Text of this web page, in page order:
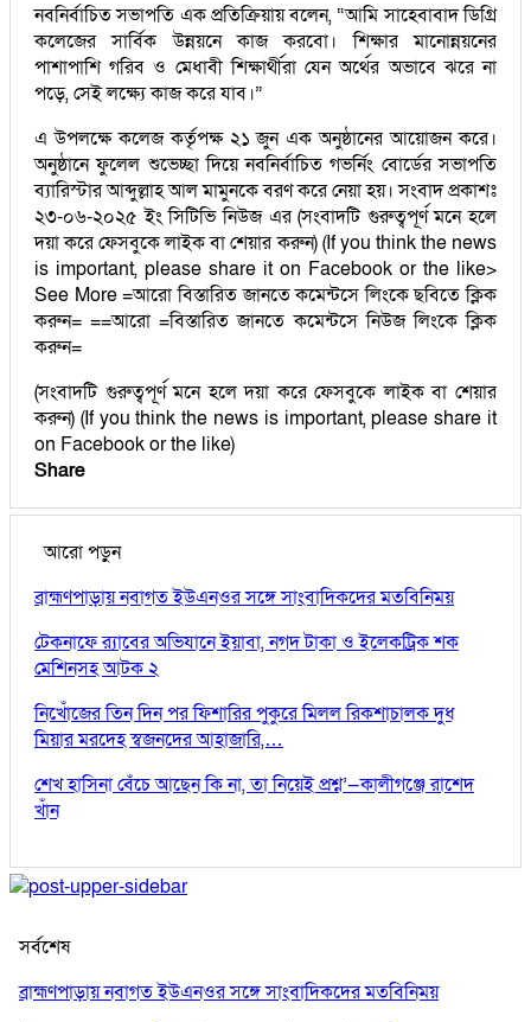
নবনির্বাচিত সভাপতি এক প্রতিক্রিয়ায় বলেন, “আমি সাহেবাবাদ ডিগ্রি
কলেজের সার্বিক উন্নয়নে কাজ করবো। শিক্ষার মানোন্নয়নের
পাশাপাশি গরিব ও মেধাবী শিক্ষার্থীরা যেন অর্থের অভাবে ঝরে না
পড়ে, সেই লক্ষ্যে কাজ করে যাব।”
এ উপলক্ষে কলেজ কর্তৃপক্ষ ২১ জুন এক অনুষ্ঠানের আয়োজন করে।
অনুষ্ঠানে ফুলেল শুভেচ্ছা দিয়ে নবনির্বাচিত গভর্নিং বোর্ডের সভাপতি
ব্যারিস্টার আব্দুল্লাহ আল মামুনকে বরণ করে নেয়া হয়। সংবাদ প্রকাশঃ
২৩-০৬-২০২৫ ইং সিটিভি নিউজ এর (সংবাদটি গুরুত্বপূর্ণ মনে হলে
দয়া করে ফেসবুকে লাইক বা শেয়ার করুন) (If you think the news
is important, please share it on Facebook or the like>
See More =আরো বিস্তারিত জানতে কমেন্টসে লিংকে ছবিতে ক্লিক
করুন= ==আরো =বিস্তারিত জানতে কমেন্টসে নিউজ লিংকে ক্লিক
করুন=
(সংবাদটি গুরুত্বপূর্ণ মনে হলে দয়া করে ফেসবুকে লাইক বা শেয়ার
করুন) (If you think the news is important, please share it
on Facebook or the like)
Share
আরো পড়ুন
ব্রাহ্মণপাড়ায় নবাগত ইউএনওর সঙ্গে সাংবাদিকদের মতবিনিময়
টেকনাফে র‌্যাবের অভিযানে ইয়াবা, নগদ টাকা ও ইলেকট্রিক শক
মেশিনসহ আটক ২
নিখোঁজের তিন দিন পর ফিশারির পুকুরে মিলল রিকশাচালক দুধ
মিয়ার মরদেহ স্বজনদের আহাজারি,…
শেখ হাসিনা বেঁচে আছেন কি না, তা নিয়েই প্রশ্ন’—কালীগঞ্জে রাশেদ
খাঁন
সর্বশেষ
ব্রাহ্মণপাড়ায় নবাগত ইউএনওর সঙ্গে সাংবাদিকদের মতবিনিময়